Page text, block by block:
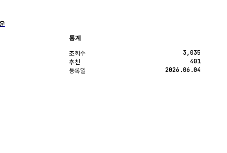
통계
조회수 3,035
추천 401
등록일 2026.06.04